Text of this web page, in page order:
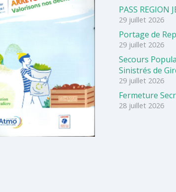
PASS REGION
29 juillet 2026
Portage de
29 juillet 2026
Secours
Sinistrés de
29 juillet 2026
Fermeture
28 juillet 2026